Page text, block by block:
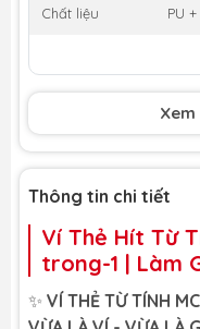
Chất liệu PU
Thông tin chi tiết
Ví Thẻ Hít Từ
trong-1 | Làm
✨ VÍ THẺ TỪ TÍNH